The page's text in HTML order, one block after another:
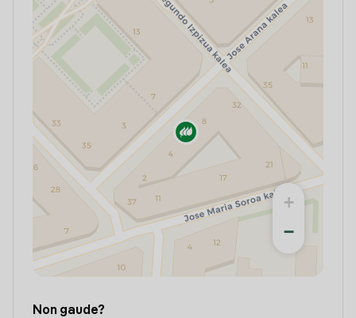
+
−
Non gaude?